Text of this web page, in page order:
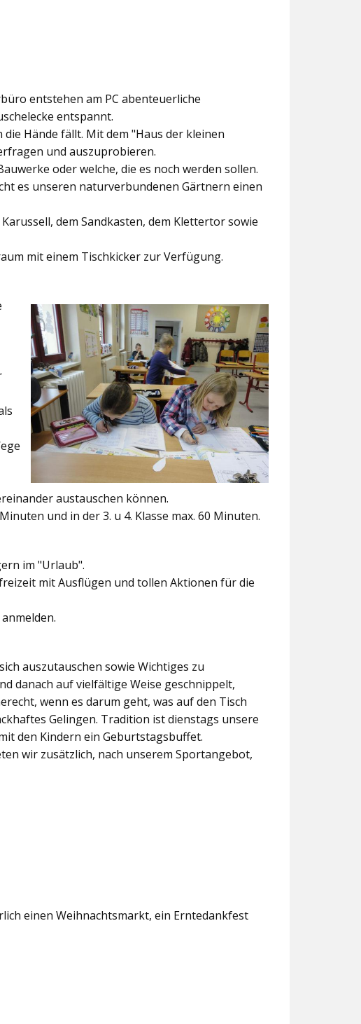
entstehen am PC abenteuerliche
entspannt.
Hände fällt. Mit dem "Haus der kleinen
und auszuprobieren.
oder welche, die es noch werden sollen.
es unseren naturverbundenen Gärtnern einen
dem Sandkasten, dem Klettertor sowie
mit einem Tischkicker zur Verfügung.
austauschen können.
und in der 3. u 4. Klasse max. 60 Minuten.
im "Urlaub".
mit Ausflügen und tollen Aktionen für die
auszutauschen sowie Wichtiges zu
danach auf vielfältige Weise geschnippelt,
wenn es darum geht, was auf den Tisch
Gelingen. Tradition ist dienstags unsere
den Kindern ein Geburtstagsbuffet.
wir zusätzlich, nach unserem Sportangebot,
einen Weihnachtsmarkt, ein Erntedankfest